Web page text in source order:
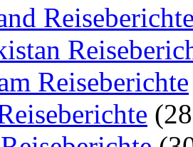
Reiseberichte